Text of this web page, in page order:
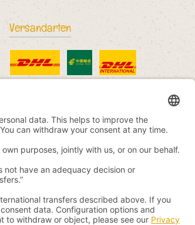
Versandarten
DHL StandardChina PostDHL International